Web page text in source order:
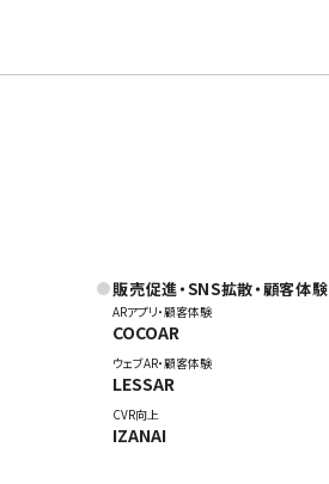
販売促進・SNS拡散・顧客体験
ARアプリ・顧客体験
COCOAR
ウェブAR・顧客体験
LESSAR
CVR向上
IZANAI